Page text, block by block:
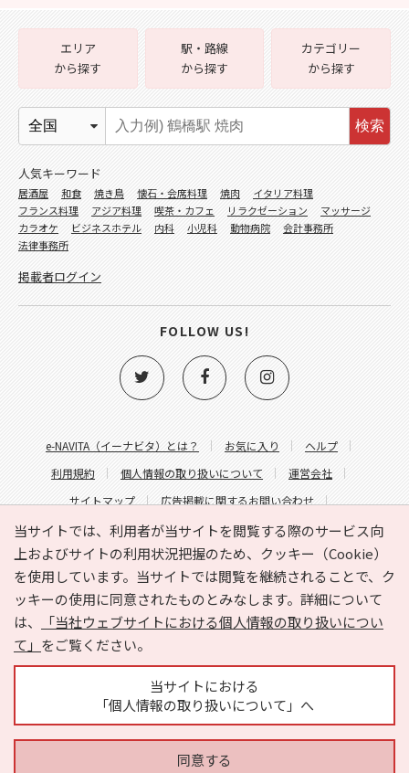
当サイトでは、利用者が当サイトを閲覧する際のサービス向
上およびサイトの利用状況把握のため、クッキー（Cookie）
を使用しています。当サイトでは閲覧を継続されることで、ク
ッキーの使用に同意されたものとみなします。詳細について
は、
「当社ウェブサイトにおける個人情報の取り扱いについ
て」 をご覧ください。
当サイトにおける
「個人情報の取り扱いについて」へ
同意する
e-NAVITA（イーナビタ）とは？ お気に入り
ヘルプ
利用規約
個人情報の取り扱いについて
運営会社
サイトマップ
広告掲載に関するお問い合わせ
サイトの内容に関するお問い合わせ
エリア
から探す
駅・路線
から探す
カテゴリー
から探す
検索
人気キーワード
居酒屋 和食 焼き鳥 懐石・会席料理 焼肉
イタリア料理
フランス料理
アジア料理 喫茶・カフェ リラクゼーション
マッサージ
カラオケ
ビジネスホテル 内科 小児科 動物病院
会計事務所
法律事務所
掲載者ログイン
FOLLOW US!
Copyright © HYOJITO.Co.,Ltd. All Rights Reserved.